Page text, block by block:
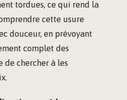
tordues, ce qui rend la
cette usure
douceur, en prévoyant
complet des
chercher à les